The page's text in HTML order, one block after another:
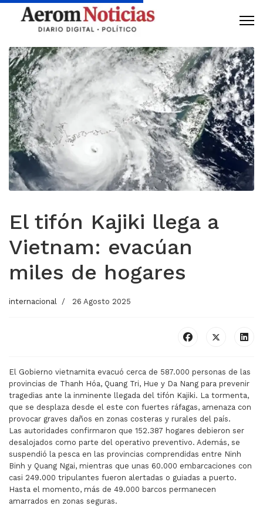
El tifón Kajiki llega a
Vietnam: evacúan
miles de hogares
internacional 26 Agosto 2025
El Gobierno vietnamita evacuó cerca de 587.000 personas de las
provincias de Thanh Hóa, Quang Tri, Hue y Da Nang para prevenir
tragedias ante la inminente llegada del tifón Kajiki. La tormenta,
que se desplaza desde el este con fuertes ráfagas, amenaza con
provocar graves daños en zonas costeras y rurales del país.
Las autoridades confirmaron que 152.387 hogares debieron ser
desalojados como parte del operativo preventivo. Además, se
suspendió la pesca en las provincias comprendidas entre Ninh
Binh y Quang Ngai, mientras que unas 60.000 embarcaciones con
casi 249.000 tripulantes fueron alertadas o guiadas a puerto.
Hasta el momento, más de 49.000 barcos permanecen
amarrados en zonas seguras.